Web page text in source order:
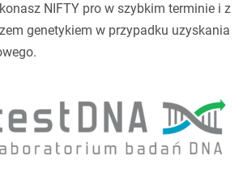
NIFTY pro w szybkim terminie i z
genetykiem w przypadku uzyskania